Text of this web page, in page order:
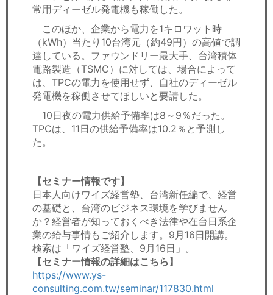
常用ディーゼル発電機も稼働した。
このほか、企業から電力を1キロワット時
（kWh）当たり10台湾元（約49円）の高値で調
達している。ファウンドリー最大手、台湾積体
電路製造（TSMC）に対しては、場合によって
は、TPCの電力を使用せず、自社のディーゼル
発電機を稼働させてほしいと要請した。
10日夜の電力供給予備率は8～9％だった。
TPCは、11日の供給予備率は10.2％と予測し
た。
【セミナー情報です】
日本人向けワイズ経営塾、台湾新任編で、経営
の基礎と、台湾のビジネス環境を学びません
か？経営者が知っておくべき法律や在台日系企
業の給与事情もご紹介します。9月16日開講。
検索は「ワイズ経営塾、9月16日」。
【セミナー情報の詳細はこちら】
https://www.ys-
consulting.com.tw/seminar/117830.html